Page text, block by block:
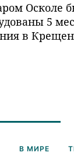
Осколе
5
в
В МИРЕ